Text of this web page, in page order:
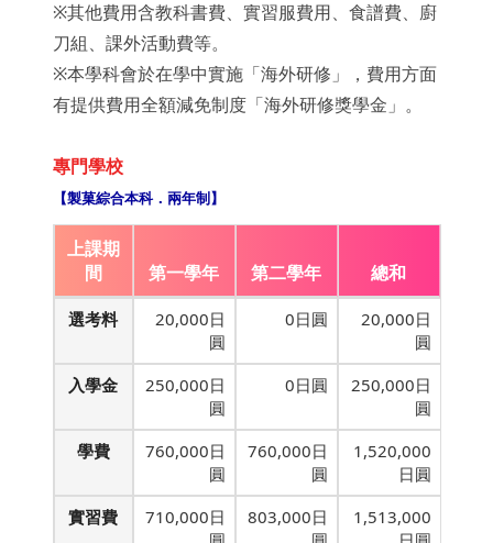
※其他費用含教科書費、實習服費用、食譜費、廚
刀組、課外活動費等。
※本學科會於在學中實施「海外研修」，費用方面
有提供費用全額減免制度「海外研修獎學金」。
專門學校
【製菓綜合本科．兩年制】
上課期
間
第一學年 第二學年 總和
選考料
20,000日
圓
0日圓
20,000日
圓
入學金
250,000日
圓
0日圓
250,000日
圓
學費
760,000日
圓
760,000日
圓
1,520,000
日圓
實習費
710,000日
803,000日
1,513,000